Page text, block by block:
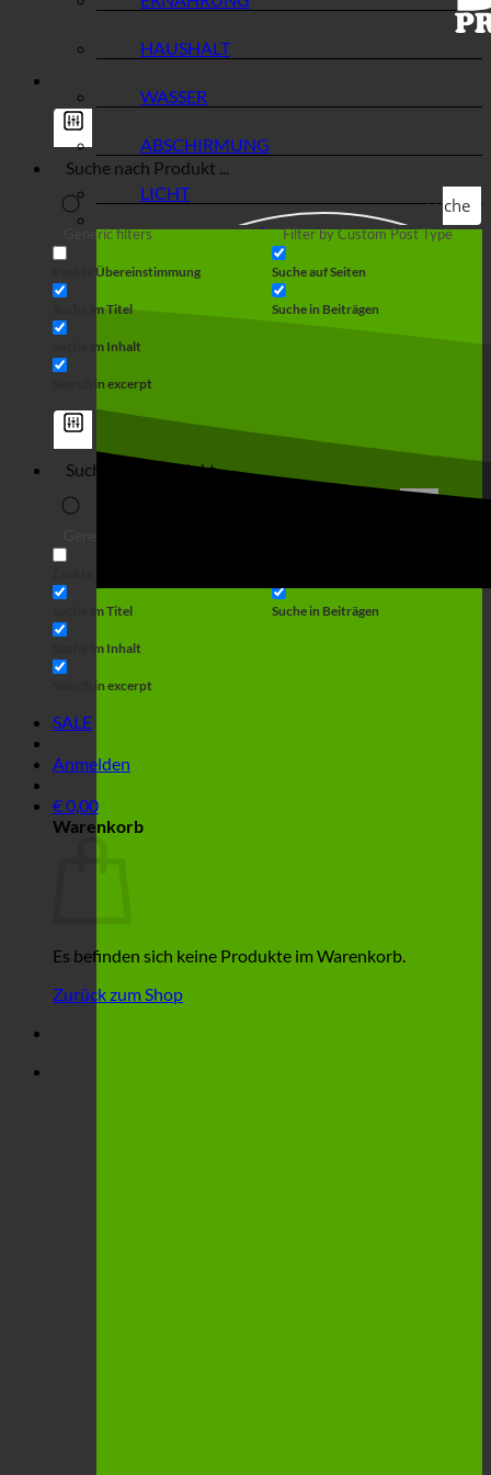
Suche
Generic filters
Exakte Übereinstimmung
Suche im Titel
Suche im Inhalt
Search in excerpt
Filter by Custom Post Type
Suche auf Seiten
Suche in Beiträgen
Suche im Titel
Suche im Inhalt
Search in excerpt
Suche in Beiträgen
SALE
Anmelden
€0,00
Warenkorb
Es befinden sich keine Produkte im Warenkorb.
Zurück zum Shop
HAUSHALT
WASSER
ABSCHIRMUNG
LICHT